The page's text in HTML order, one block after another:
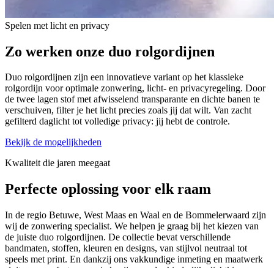
Spelen met licht en privacy
Zo werken onze duo rolgordijnen
Duo rolgordijnen zijn een innovatieve variant op het klassieke
rolgordijn voor optimale zonwering, licht- en privacyregeling. Door
de twee lagen stof met afwisselend transparante en dichte banen te
verschuiven, filter je het licht precies zoals jij dat wilt. Van zacht
gefilterd daglicht tot volledige privacy: jij hebt de controle.
Bekijk de mogelijkheden
Kwaliteit die jaren meegaat
Perfecte oplossing voor elk raam
In de regio Betuwe, West Maas en Waal en de Bommelerwaard zijn
wij de zonwering specialist. We helpen je graag bij het kiezen van
de juiste duo rolgordijnen. De collectie bevat verschillende
bandmaten, stoffen, kleuren en designs, van stijlvol neutraal tot
speels met print. En dankzij ons vakkundige inmeting en maatwerk